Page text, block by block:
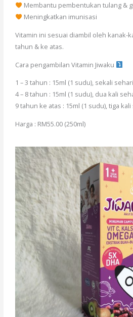
Membantu pembentukan tulang &
Meningkatkan imunisasi
Vitamin ini sesuai diambil oleh kanak-
tahun & ke atas.
Cara pengambilan Vitamin Jiwaku
1 – 3 tahun : 15ml (1 sudu), sekali sehari
4 – 8 tahun : 15ml (1 sudu), dua kali
9 tahun ke atas : 15ml (1 sudu), tiga
Harga : RM55.00 (250ml)